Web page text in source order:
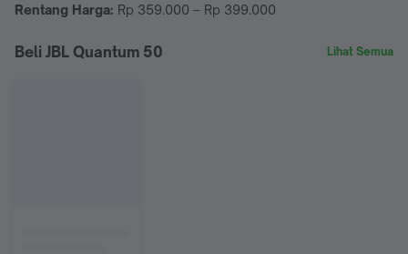
Rentang Harga: Rp 359.000 – Rp 399.000
Beli JBL Quantum 50 Lihat Semua